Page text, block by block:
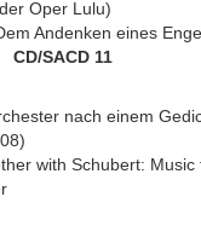
Oper Lulu)
Andenken eines
CD/SACD 11
nach einem
with Schubert: